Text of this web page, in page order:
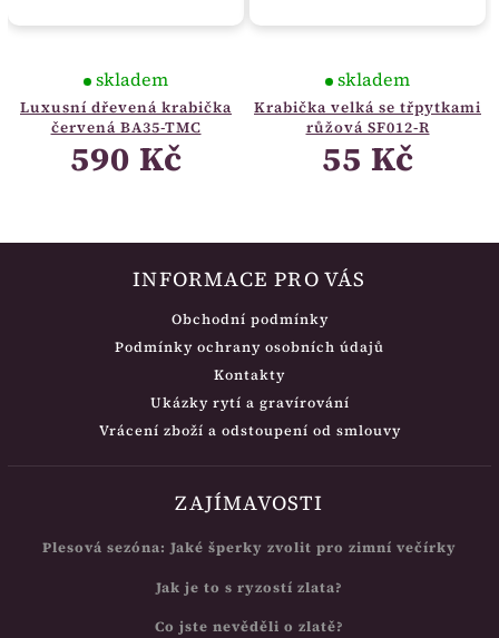
Luxusní dřevená krabička
červená BA35-TMC
skladem
590 Kč
Krabička velká se třpytkami
růžová SF012-R
skladem
55 Kč
INFORMACE PRO VÁS
Obchodní podmínky
Podmínky ochrany osobních údajů
Kontakty
Ukázky rytí a gravírování
Vrácení zboží a odstoupení od smlouvy
ZAJÍMAVOSTI
Plesová sezóna: Jaké šperky zvolit pro zimní večírky
Jak je to s ryzostí zlata?
Co jste nevěděli o zlatě?